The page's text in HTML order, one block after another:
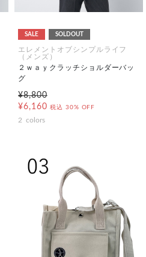
SALE SOLDOUT
エレメントオブシンプルライフ
（メンズ）
２ｗａｙクラッチショルダーバッ
グ
¥8,800
¥6,160 税込 30% OFF
2 colors